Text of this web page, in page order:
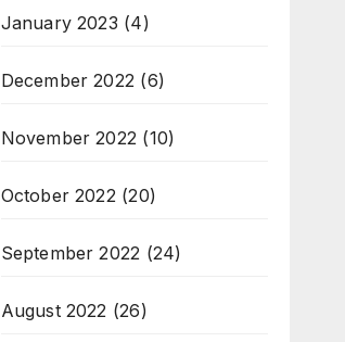
January 2023 (4)
December 2022 (6)
November 2022 (10)
October 2022(20)
September 2022 (24)
August 2022 (26)